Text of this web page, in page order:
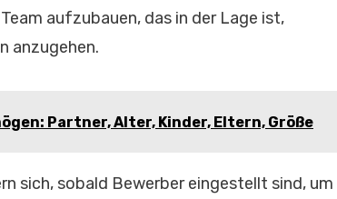
aufzubauen, das in der Lage ist,
anzugehen.
Partner, Alter, Kinder, Eltern, Größe
sich, sobald Bewerber eingestellt sind, um